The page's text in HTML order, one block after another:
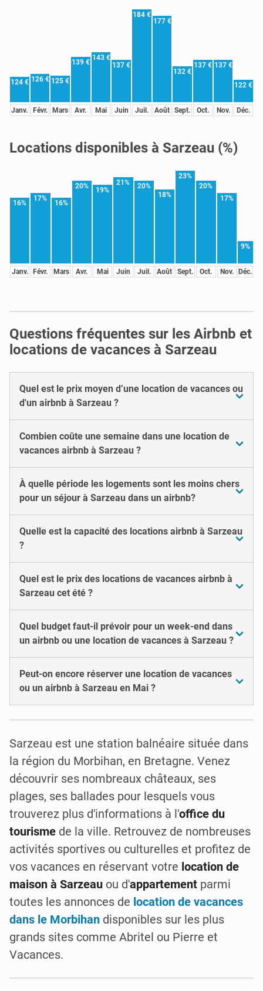
124 €
Janv.
126 €
Févr.
125 €
Mars
139 €
Avr.
143 €
Mai
137 €
Juin
184 €
Juil.
177 €
Août
132 €
Sept.
137 €
Oct.
137 €
Nov.
122 €
Déc.
Locations disponibles à Sarzeau (%)
16%
Janv.
17%
Févr.
16%
Mars
20%
Avr.
19%
Mai
21%
Juin
20%
Juil.
18%
Août
23%
Sept.
20%
Oct.
17%
Nov.
9%
Déc.
Questions fréquentes sur les Airbnb et
locations de vacances à Sarzeau
Quel est le prix moyen d’une location de vacances ou
d'un airbnb à Sarzeau ?
Combien coûte une semaine dans une location de
vacances airbnb à Sarzeau ?
À quelle période les logements sont les moins chers
pour un séjour à Sarzeau dans un airbnb?
Quelle est la capacité des locations airbnb à Sarzeau
?
Quel est le prix des locations de vacances airbnb à
Sarzeau cet été ?
Quel budget faut-il prévoir pour un week-end dans
un airbnb ou une location de vacances à Sarzeau ?
Peut-on encore réserver une location de vacances
ou un airbnb à Sarzeau en Mai ?
Sarzeau est une station balnéaire située dans
la région du Morbihan, en Bretagne. Venez
découvrir ses nombreaux châteaux, ses
plages, ses ballades pour lesquels vous
trouverez plus d'informations à l'office du
tourisme de la ville. Retrouvez de nombreuses
activités sportives ou culturelles et profitez de
vos vacances en réservant votre location de
maison à Sarzeau ou d'appartement parmi
toutes les annonces de location de vacances
dans le Morbihan disponibles sur les plus
grands sites comme Abritel ou Pierre et
Vacances.